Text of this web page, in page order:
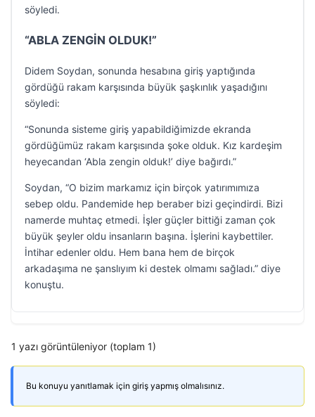
söyledi.
“ABLA ZENGİN OLDUK!”
Didem Soydan, sonunda hesabına giriş yaptığında
gördüğü rakam karşısında büyük şaşkınlık yaşadığını
söyledi:
“Sonunda sisteme giriş yapabildiğimizde ekranda
gördüğümüz rakam karşısında şoke olduk. Kız kardeşim
heyecandan ‘Abla zengin olduk!’ diye bağırdı.”
Soydan, “O bizim markamız için birçok yatırımımıza
sebep oldu. Pandemide hep beraber bizi geçindirdi. Bizi
namerde muhtaç etmedi. İşler güçler bittiği zaman çok
büyük şeyler oldu insanların başına. İşlerini kaybettiler.
İntihar edenler oldu. Hem bana hem de birçok
arkadaşıma ne şanslıyım ki destek olmamı sağladı.” diye
konuştu.
1 yazı görüntüleniyor (toplam 1)
Bu konuyu yanıtlamak için giriş yapmış olmalısınız.